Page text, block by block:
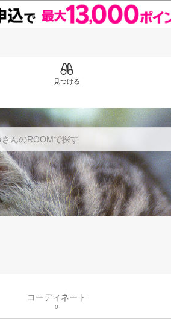
見つける
コーディネート
0